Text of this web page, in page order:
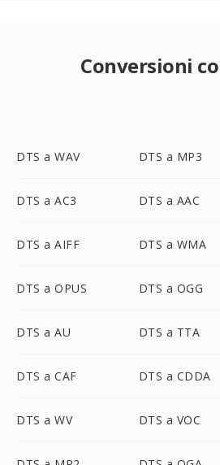
Conversioni
DTS a WAV DTS a MP3
DTS a AC3 DTS a AAC
DTS a AIFF DTS a WMA
DTS a OPUS DTS a OGG
DTS a AU DTS a TTA
DTS a CAF DTS a CDDA
DTS a WV DTS a VOC